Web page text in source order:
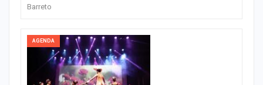
Barreto
AGENDA